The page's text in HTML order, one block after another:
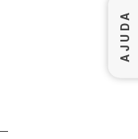
AJUDA